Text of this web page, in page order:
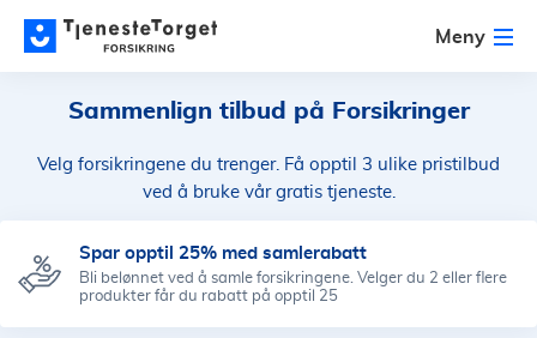
Meny
Sammenlign tilbud på Forsikringer
Velg forsikringene du trenger. Få opptil 3 ulike pristilbud
ved å bruke vår gratis tjeneste.
Spar opptil 25% med samlerabatt
Bli belønnet ved å samle forsikringene. Velger du 2 eller flere
produkter får du rabatt på opptil 25